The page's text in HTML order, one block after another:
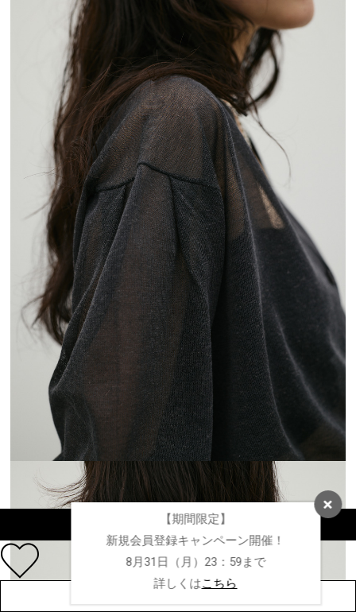
カラーを選択する（フリーサイズ）
【期間限定】
新規会員登録キャンペーン開催！
8月31日（月）23：59まで
詳しくはこちら